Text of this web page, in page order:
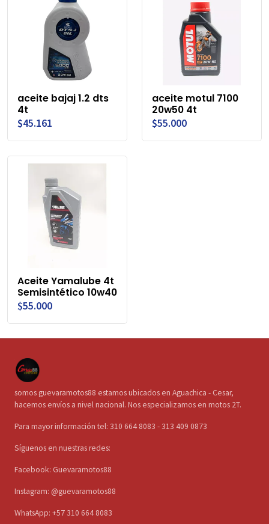
aceite bajaj 1.2 dts
4t
$45.161
aceite motul 7100
20w50 4t
$55.000
Aceite Yamalube 4t
Semisintético 10w40
$55.000
somos guevaramotos88 estamos ubicados en Aguachica - Cesar,
hacemos envíos a nivel nacional. Nos especializamos en motos 2T.
Para mayor información tel: 310 664 8083 - 313 409 0873
Síguenos en nuestras redes:
Facebook: Guevaramotos88
Instagram: @guevaramotos88
WhatsApp: +57 310 664 8083